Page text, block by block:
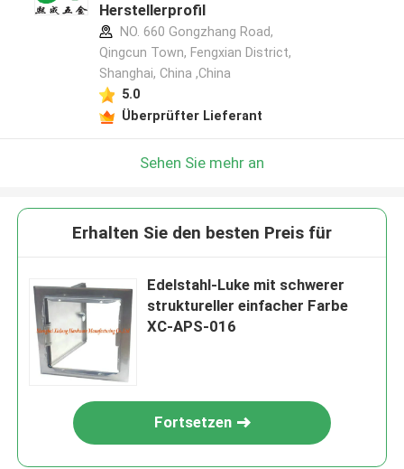
Herstellerprofil
NO. 660 Gongzhang Road,
Qingcun Town, Fengxian District,
Shanghai, China ,China
5.0
Überprüfter Lieferant
Sehen Sie mehr an
Erhalten Sie den besten Preis für
Edelstahl-Luke mit schwerer
struktureller einfacher Farbe
XC-APS-016
Fortsetzen